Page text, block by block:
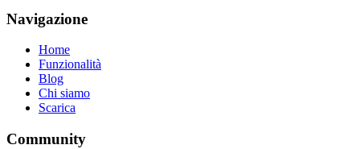
Navigazione
Home
Funzionalità
Blog
Chi siamo
Scarica
Community